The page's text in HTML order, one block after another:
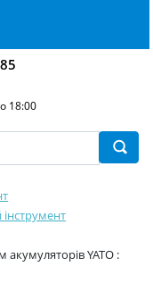
18:00
YATO :